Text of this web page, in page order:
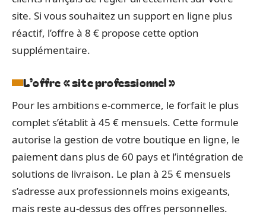
site. Si vous souhaitez un support en ligne plus
réactif, l’offre à 8 € propose cette option
supplémentaire.
L’offre « site professionnel »
Pour les ambitions e-commerce, le forfait le plus
complet s’établit à 45 € mensuels. Cette formule
autorise la gestion de votre boutique en ligne, le
paiement dans plus de 60 pays et l’intégration de
solutions de livraison. Le plan à 25 € mensuels
s’adresse aux professionnels moins exigeants,
mais reste au-dessus des offres personnelles.